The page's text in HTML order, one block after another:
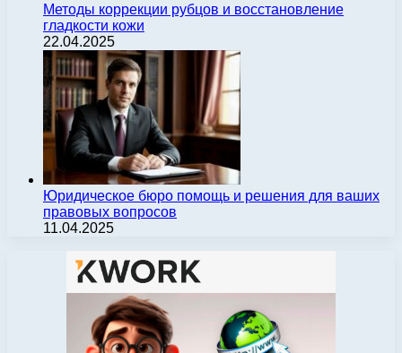
Методы коррекции рубцов и восстановление
гладкости кожи
22.04.2025
Юридическое бюро помощь и решения для ваших
правовых вопросов
11.04.2025